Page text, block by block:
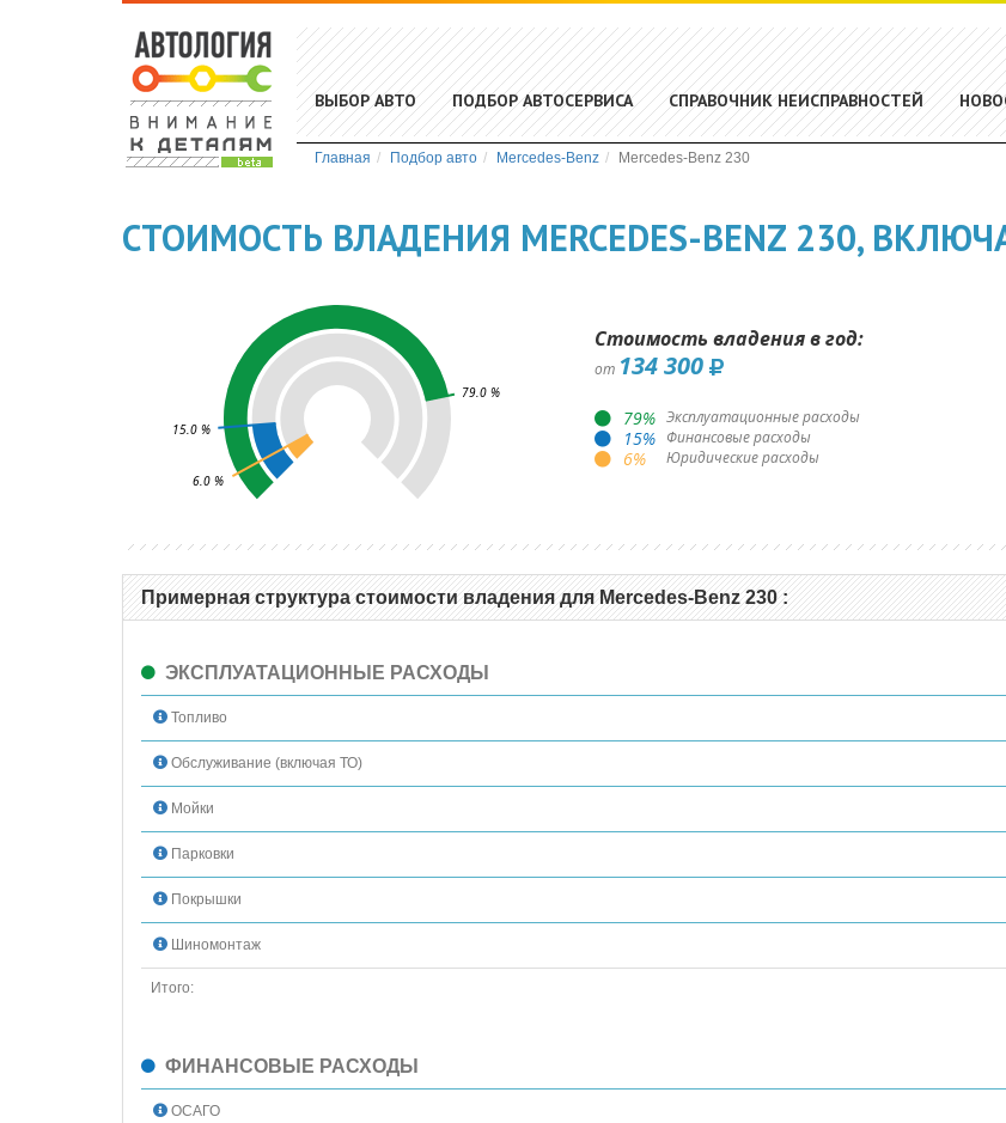
ВЫБОР АВТО ПОДБОР АВТОСЕРВИСА СПРАВОЧНИК НЕИСПРАВНОСТЕЙ
Главная Подбор авто Mercedes-Benz Mercedes-Benz 230
СТОИМОСТЬ ВЛАДЕНИЯ MERCEDES-BENZ 230,
79.0 %
15.0 %
6.0 %
Стоимость владения в год:
от 134 300
79% Эксплуатационные расходы
15% Финансовые расходы
6% Юридические расходы
Примерная структура стоимости владения для Mercedes-Benz 230 :
ЭКСПЛУАТАЦИОННЫЕ РАСХОДЫ
Топливо
Обслуживание (включая ТО)
Мойки
Парковки
Покрышки
Шиномонтаж
Итого:
ФИНАНСОВЫЕ РАСХОДЫ
ОСАГО